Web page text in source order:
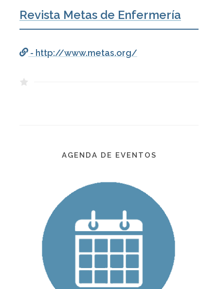
Revista Metas de Enfermería
- http://www.metas.org/
AGENDA DE EVENTOS